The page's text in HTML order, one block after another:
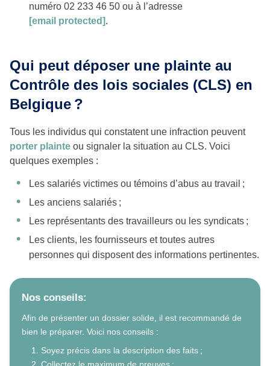
numéro 02 233 46 50 ou à l’adresse
[email protected].
Qui peut déposer une plainte au
Contrôle des lois sociales (CLS) en
Belgique ?
Tous les individus qui constatent une infraction peuvent
porter plainte ou signaler la situation au CLS. Voici
quelques exemples :
Les salariés victimes ou témoins d’abus au travail ;
Les anciens salariés ;
Les représentants des travailleurs ou les syndicats ;
Les clients, les fournisseurs et toutes autres
personnes qui disposent des informations pertinentes.
Nos conseils:
Afin de présenter un dossier solide, il est recommandé de
bien le préparer. Voici nos conseils :
Soyez précis dans la description des faits ;
Collectez le maximum de preuves ;